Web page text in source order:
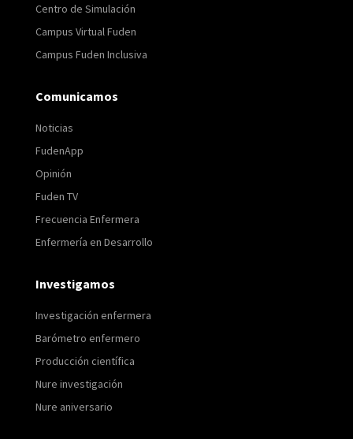
Centro de Simulación
Campus Virtual Fuden
Campus Fuden Inclusiva
Comunicamos
Noticias
FudenApp
Opinión
Fuden TV
Frecuencia Enfermera
Enfermería en Desarrollo
Investigamos
Investigación enfermera
Barómetro enfermero
Producción científica
Nure investigación
Nure aniversario